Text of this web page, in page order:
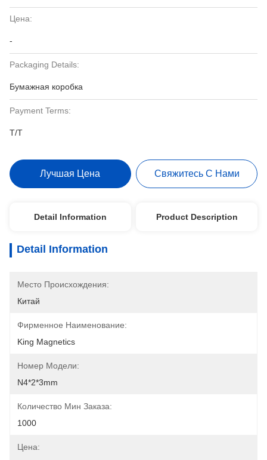
Цена:
-
Packaging Details:
Бумажная коробка
Payment Terms:
T/T
Лучшая Цена Свяжитесь С Нами
Detail Information Product Description
Detail Information
Место Происхождения:
Китай
Фирменное Наименование:
King Magnetics
Номер Модели:
N4*2*3mm
Количество Мин Заказа:
1000
Цена: